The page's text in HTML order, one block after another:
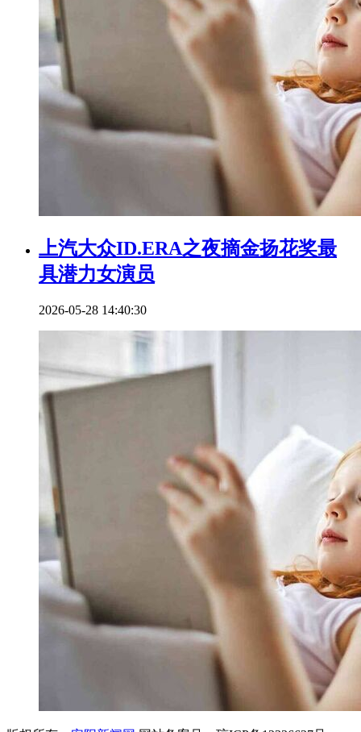
上汽大众ID.ERA之夜摘金扬花奖最
具潜力女演员
2026-05-28 14:40:30